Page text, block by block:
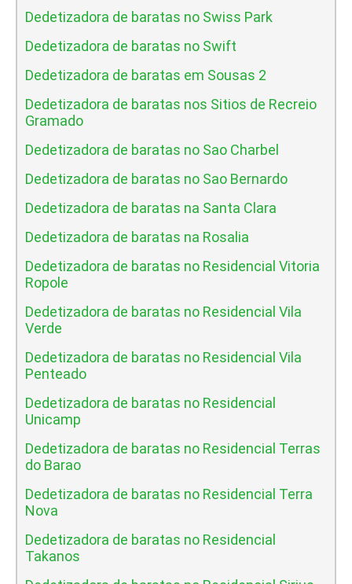
Dedetizadora de baratas no Swiss Park
Dedetizadora de baratas no Swift
Dedetizadora de baratas em Sousas 2
Dedetizadora de baratas nos Sitios de Recreio
Gramado
Dedetizadora de baratas no Sao Charbel
Dedetizadora de baratas no Sao Bernardo
Dedetizadora de baratas na Santa Clara
Dedetizadora de baratas na Rosalia
Dedetizadora de baratas no Residencial Vitoria
Ropole
Dedetizadora de baratas no Residencial Vila
Verde
Dedetizadora de baratas no Residencial Vila
Penteado
Dedetizadora de baratas no Residencial
Unicamp
Dedetizadora de baratas no Residencial Terras
do Barao
Dedetizadora de baratas no Residencial Terra
Nova
Dedetizadora de baratas no Residencial
Takanos